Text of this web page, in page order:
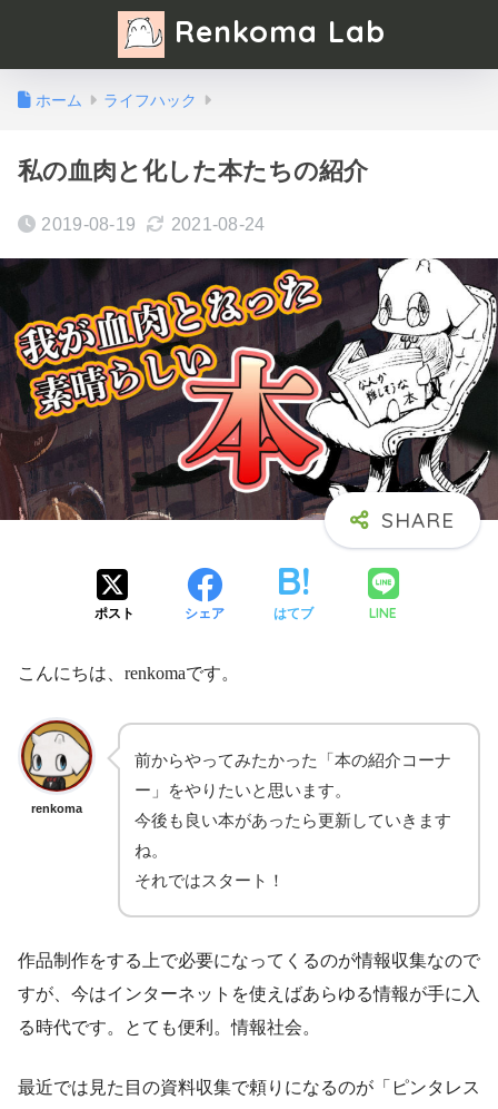
Renkoma Lab
ホーム ライフハック
私の血肉と化した本たちの紹介
2019-08-19 2021-08-24
ポスト シェア はてブ LINE
こんにちは、renkomaです。
renkoma
前からやってみたかった「本の紹介コーナ
ー」をやりたいと思います。
今後も良い本があったら更新していきます
ね。
それではスタート！
作品制作をする上で必要になってくるのが情報収集なので
すが、今はインターネットを使えばあらゆる情報が手に入
る時代です。とても便利。情報社会。
最近では見た目の資料収集で頼りになるのが「ピンタレス